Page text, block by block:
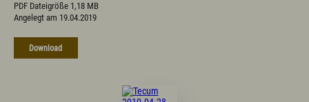
PDF Dateigröße 1,18 MB
Angelegt am 19.04.2019
Download